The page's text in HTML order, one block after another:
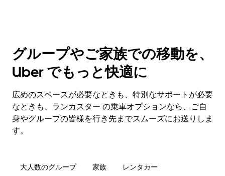
グループやご家族での移動を、
Uber でもっと快適に
広めのスペースが必要なときも、特別なサポートが必要
なときも、ランカスター の乗車オプションなら、ご自
身やグループの皆様を行き先までスムーズにお送りしま
す。
大人数のグループ 家族 レンタカー